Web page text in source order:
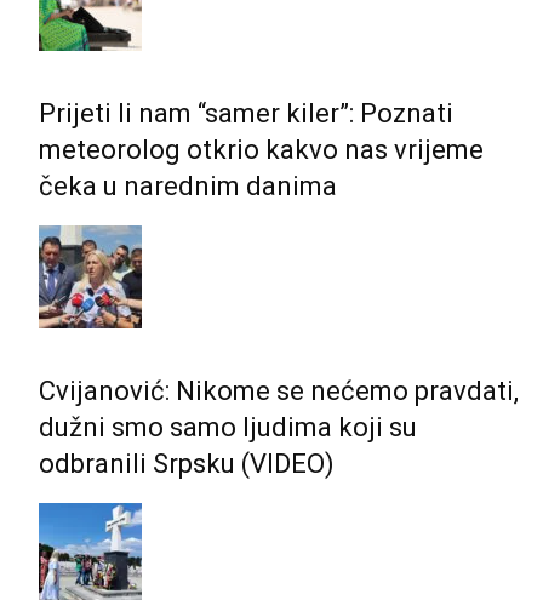
Prijeti li nam “samer kiler”: Poznati
meteorolog otkrio kakvo nas vrijeme
čeka u narednim danima
Cvijanović: Nikome se nećemo pravdati,
dužni smo samo ljudima koji su
odbranili Srpsku (VIDEO)